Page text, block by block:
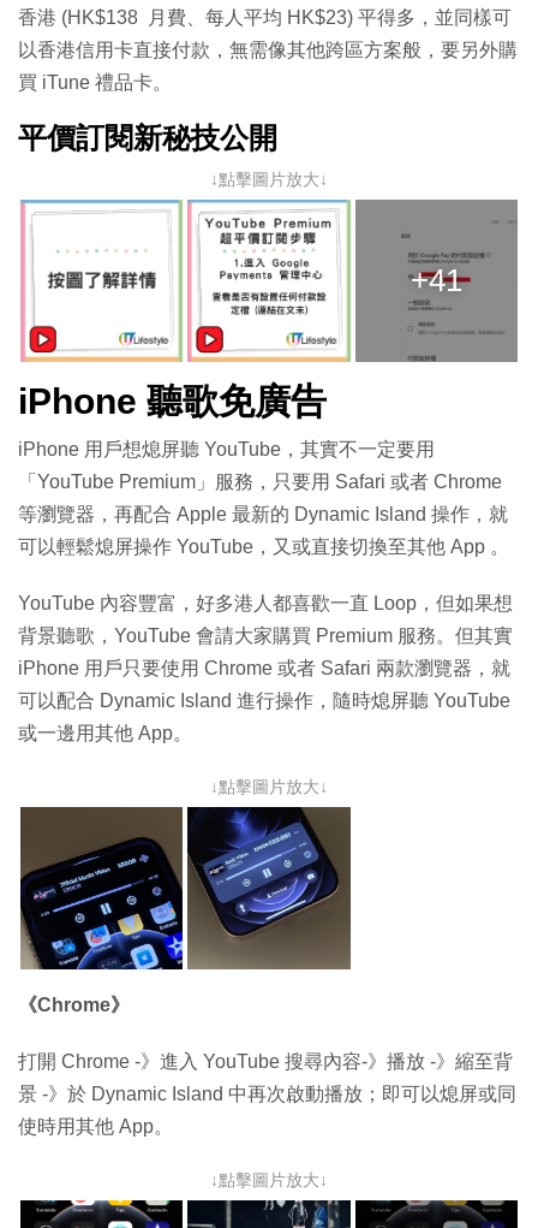
香港 (HK$138 月費、每人平均 HK$23) 平得多，並同樣可
以香港信用卡直接付款，無需像其他跨區方案般，要另外購
買 iTune 禮品卡。
平價訂閱新秘技公開
↓點擊圖片放大↓
+41
iPhone 聽歌免廣告
iPhone 用戶想熄屏聽 YouTube，其實不一定要用
「YouTube Premium」服務，只要用 Safari 或者 Chrome
等瀏覽器，再配合 Apple 最新的 Dynamic Island 操作，就
可以輕鬆熄屏操作 YouTube，又或直接切換至其他 App 。
YouTube 內容豐富，好多港人都喜歡一直 Loop，但如果想
背景聽歌，YouTube 會請大家購買 Premium 服務。但其實
iPhone 用戶只要使用 Chrome 或者 Safari 兩款瀏覽器，就
可以配合 Dynamic Island 進行操作，隨時熄屏聽 YouTube
或一邊用其他 App。
↓點擊圖片放大↓
《Chrome》
打開 Chrome -》進入 YouTube 搜尋內容-》播放 -》縮至背
景 -》於 Dynamic Island 中再次啟動播放；即可以熄屏或同
使時用其他 App。
↓點擊圖片放大↓